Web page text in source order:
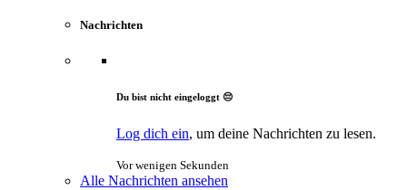
Nachrichten
Du bist nicht eingeloggt 😔
Log dich ein, um deine Nachrichten zu lesen.
Vor wenigen Sekunden
Alle Nachrichten ansehen